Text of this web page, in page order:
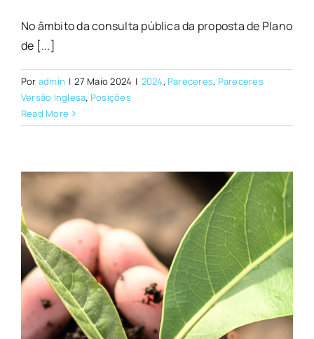
No âmbito da consulta pública da proposta de Plano
de [...]
Por admin | 27 Maio 2024 | 2024, Pareceres, Pareceres
Versão Inglesa, Posições
Read More